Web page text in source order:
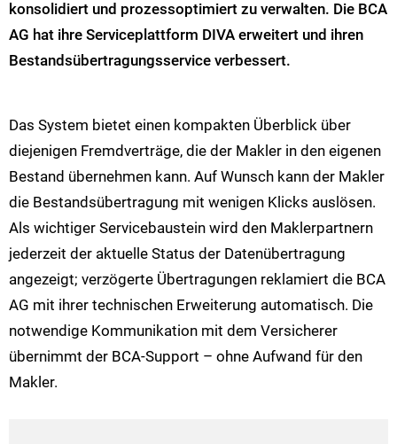
konsolidiert und prozessoptimiert zu verwalten. Die BCA
AG hat ihre Serviceplattform DIVA erweitert und ihren
Bestandsübertragungsservice verbessert.
Das System bietet einen kompakten Überblick über
diejenigen Fremdverträge, die der Makler in den eigenen
Bestand übernehmen kann. Auf Wunsch kann der Makler
die Bestandsübertragung mit wenigen Klicks auslösen.
Als wichtiger Servicebaustein wird den Maklerpartnern
jederzeit der aktuelle Status der Datenübertragung
angezeigt; verzögerte Übertragungen reklamiert die BCA
AG mit ihrer technischen Erweiterung automatisch. Die
notwendige Kommunikation mit dem Versicherer
übernimmt der BCA-Support – ohne Aufwand für den
Makler.